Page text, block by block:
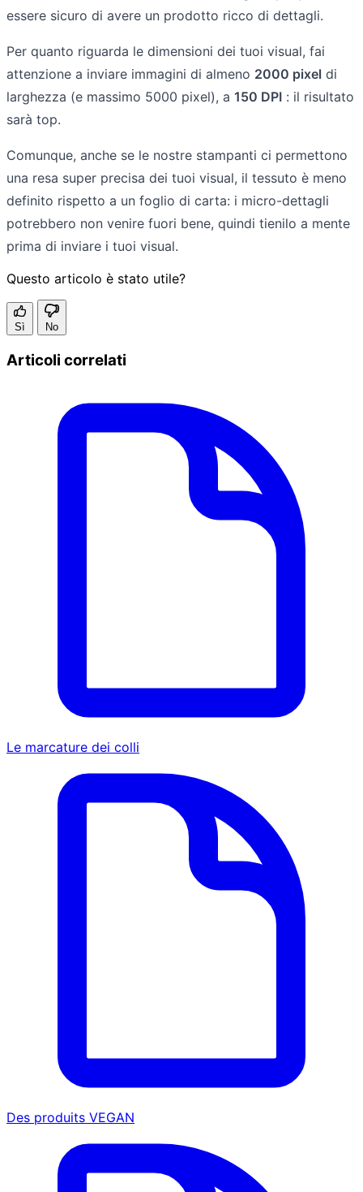
essere sicuro di avere un prodotto ricco di dettagli.
Per quanto riguarda le dimensioni dei tuoi visual, fai
attenzione a inviare immagini di almeno 2000 pixel di
larghezza (e massimo 5000 pixel), a 150 DPI : il risultato
sarà top.
Comunque, anche se le nostre stampanti ci permettono
una resa super precisa dei tuoi visual, il tessuto è meno
definito rispetto a un foglio di carta: i micro-dettagli
potrebbero non venire fuori bene, quindi tienilo a mente
prima di inviare i tuoi visual.
Questo articolo è stato utile?
Sì No
Articoli correlati
Le marcature dei colli
Des produits VEGAN